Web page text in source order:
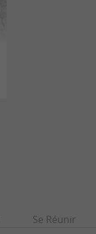
Se Réunir